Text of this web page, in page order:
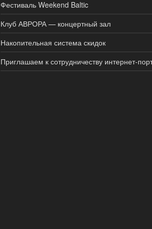
Фестиваль Weekend Baltic
Клуб АВРОРА — концертный зал
Накопительная система скидок
Приглашаем к сотрудничеству интернет-